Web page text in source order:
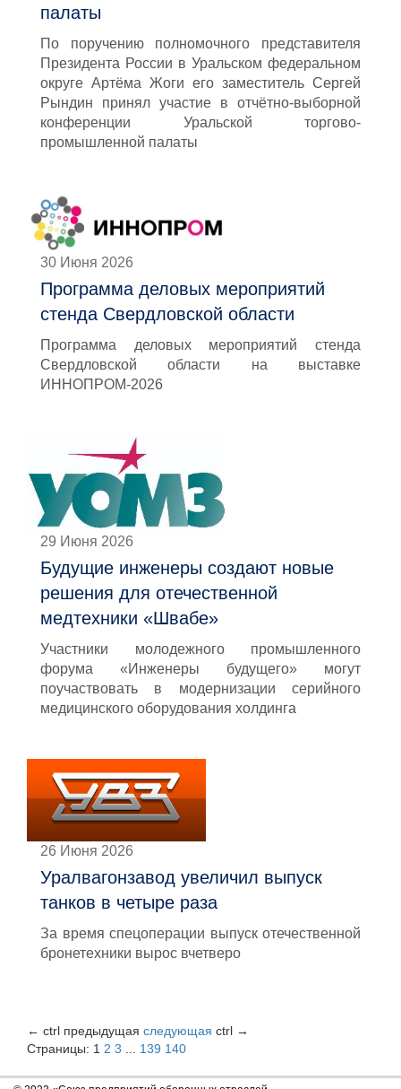
палаты
По поручению полномочного представителя
Президента России в Уральском федеральном
округе Артёма Жоги его заместитель Сергей
Рындин принял участие в отчётно-выборной
конференции Уральской торгово-
промышленной палаты
30 Июня 2026
Программа деловых мероприятий
стенда Свердловской области
Программа деловых мероприятий стенда
Свердловской области на выставке
ИННОПРОМ-2026
29 Июня 2026
Будущие инженеры создают новые
решения для отечественной
медтехники «Швабе»
Участники молодежного промышленного
форума «Инженеры будущего» могут
поучаствовать в модернизации серийного
медицинского оборудования холдинга
26 Июня 2026
Уралвагонзавод увеличил выпуск
танков в четыре раза
За время спецоперации выпуск отечественной
бронетехники вырос вчетверо
← ctrl предыдущая следующая ctrl →
Страницы: 1 2 3 ... 139 140